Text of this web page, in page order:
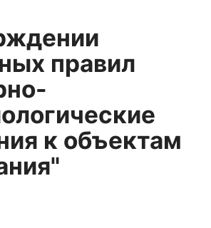
правил
к объектам